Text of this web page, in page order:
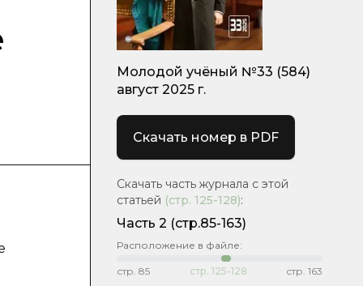
Молодой учёный №33 (584)
август 2025 г.
Скачать номер в PDF
Скачать часть журнала с этой
статьей (стр. 125-128):
Часть 2 (стр.85-163)
Расположение в файле:
стр. 85 стр. 125-128 стр. 163